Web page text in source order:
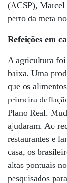
(ACSP), Marcel
perto da meta
Refeições em
A agricultura foi
baixa. Uma
que os
primeira
Plano Real.
ajudaram. Ao
restaurantes e
casa, os
altas pontuais
pesquisados